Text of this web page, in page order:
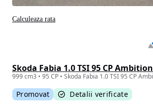
Skoda Fabia 1.0 TSI 95 CP Ambition
Promovat Detalii verificate
Calculeaza rata